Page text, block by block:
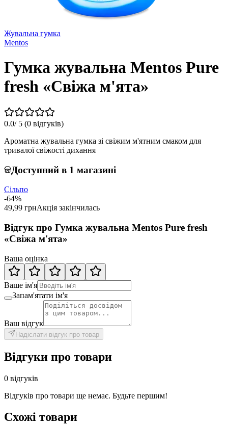
Жувальна гумка
Mentos
Гумка жувальна Mentos Pure
fresh «Свіжа м'ята»
0.0/ 5 (0 відгуків)
Ароматна жувальна гумка зі свіжим м'ятним смаком для
тривалої свіжості дихання
Доступний в 1 магазині
Сільпо
-64%
49,99 грнАкція закінчилась
Відгук про Гумка жувальна Mentos Pure fresh
«Свіжа м'ята»
Ваша оцінка
Ваше ім'я
Запам'ятати ім'я
Ваш відгук
Надіслати відгук про товар
Відгуки про товари
0 відгуків
Відгуків про товари ще немає. Будьте першим!
Схожі товари